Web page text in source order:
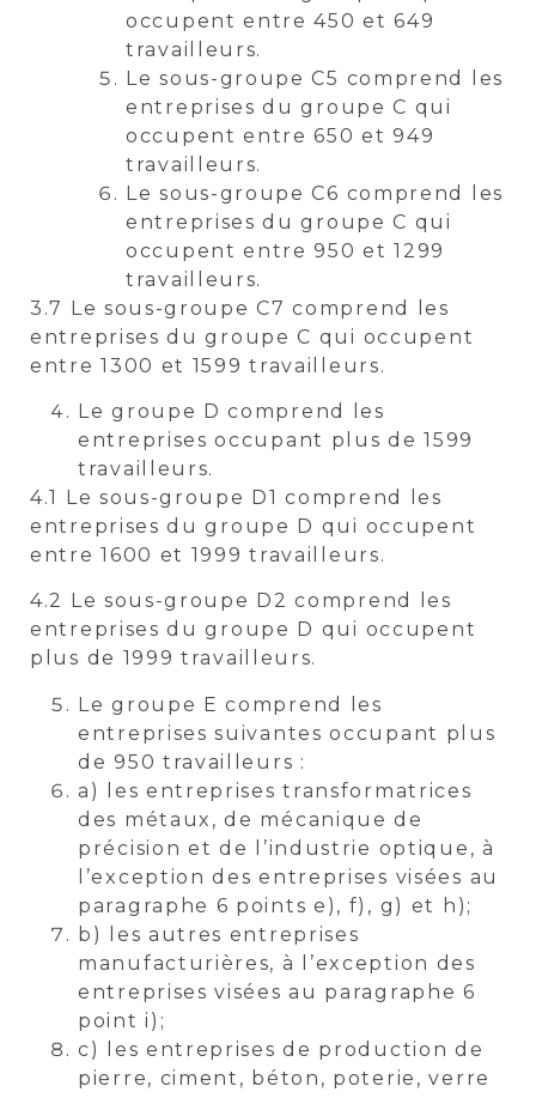
occupent entre 450 et 649
travailleurs.
Le sous-groupe C5 comprend les
entreprises du groupe C qui
occupent entre 650 et 949
travailleurs.
Le sous-groupe C6 comprend les
entreprises du groupe C qui
occupent entre 950 et 1299
travailleurs.
3.7 Le sous-groupe C7 comprend les
entreprises du groupe C qui occupent
entre 1300 et 1599 travailleurs.
Le groupe D comprend les
entreprises occupant plus de 1599
travailleurs.
4.1 Le sous-groupe D1 comprend les
entreprises du groupe D qui occupent
entre 1600 et 1999 travailleurs.
4.2 Le sous-groupe D2 comprend les
entreprises du groupe D qui occupent
plus de 1999 travailleurs.
Le groupe E comprend les
entreprises suivantes occupant plus
de 950 travailleurs :
a) les entreprises transformatrices
des métaux, de mécanique de
précision et de l’industrie optique, à
l’exception des entreprises visées au
paragraphe 6 points e), f), g) et h);
b) les autres entreprises
manufacturières, à l’exception des
entreprises visées au paragraphe 6
point i);
c) les entreprises de production de
pierre, ciment, béton, poterie, verre